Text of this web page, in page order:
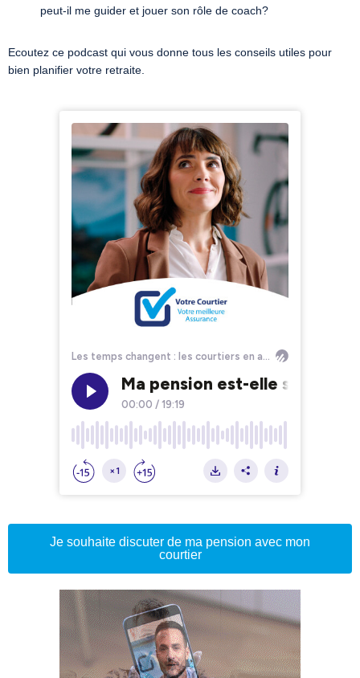
peut-il me guider et jouer son rôle de coach?
Ecoutez ce podcast qui vous donne tous les conseils utiles pour
bien planifier votre retraite.
Je souhaite discuter de ma pension avec mon
courtier